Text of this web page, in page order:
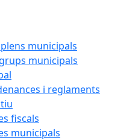
municipals
municipals
i reglaments
fiscals
municipals